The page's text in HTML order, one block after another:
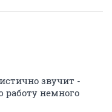
звучит -
немного